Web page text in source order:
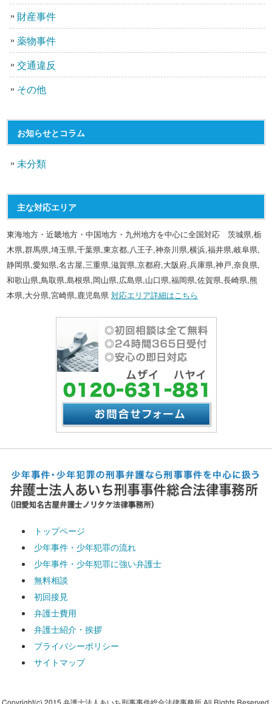
財産事件
薬物事件
交通違反
その他
お知らせとコラム
未分類
主な対応エリア
東海地方・近畿地方・中国地方・九州地方を中心に全国対応 茨城県,栃
木県,群馬県,埼玉県,千葉県,東京都,八王子,神奈川県,横浜,福井県,岐阜県,
静岡県,愛知県,名古屋,三重県,滋賀県,京都府,大阪府,兵庫県,神戸,奈良県,
和歌山県,鳥取県,島根県,岡山県,広島県,山口県,福岡県,佐賀県,長崎県,熊
本県,大分県,宮崎県,鹿児島県対応エリア詳細はこちら
トップページ
少年事件・少年犯罪の流れ
少年事件・少年犯罪に強い弁護士
無料相談
初回接見
弁護士費用
弁護士紹介・挨拶
プライバシーポリシー
サイトマップ
Copyright(c) 2015 弁護士法人あいち刑事事件総合法律事務所 All Rights Reserved.